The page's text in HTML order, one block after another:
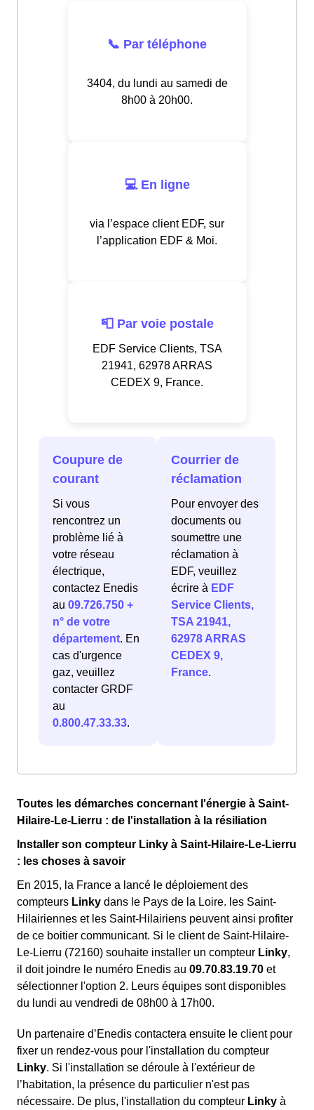
📞 Par téléphone
3404, du lundi au samedi de
8h00 à 20h00.
💻 En ligne
via l’espace client EDF, sur
l’application EDF & Moi.
📮 Par voie postale
EDF Service Clients, TSA
21941, 62978 ARRAS
CEDEX 9, France.
Coupure de
courant
Si vous
rencontrez un
problème lié à
votre réseau
électrique,
contactez Enedis
au 09.726.750 +
n° de votre
département. En
cas d'urgence
gaz, veuillez
contacter GRDF
au
0.800.47.33.33.
Courrier de
réclamation
Pour envoyer des
documents ou
soumettre une
réclamation à
EDF, veuillez
écrire à EDF
Service Clients,
TSA 21941,
62978 ARRAS
CEDEX 9,
France.
Toutes les démarches concernant l'énergie à Saint-
Hilaire-Le-Lierru : de l'installation à la résiliation
Installer son compteur Linky à Saint-Hilaire-Le-Lierru
: les choses à savoir
En 2015, la France a lancé le déploiement des
compteurs Linky dans le Pays de la Loire. les Saint-
Hilairiennes et les Saint-Hilairiens peuvent ainsi profiter
de ce boitier communicant. Si le client de Saint-Hilaire-
Le-Lierru (72160) souhaite installer un compteur Linky,
il doit joindre le numéro Enedis au 09.70.83.19.70 et
sélectionner l'option 2. Leurs équipes sont disponibles
du lundi au vendredi de 08h00 à 17h00.
Un partenaire d’Enedis contactera ensuite le client pour
fixer un rendez-vous pour l'installation du compteur
Linky. Si l'installation se déroule à l'extérieur de
l’habitation, la présence du particulier n'est pas
nécessaire. De plus, l'installation du compteur Linky à